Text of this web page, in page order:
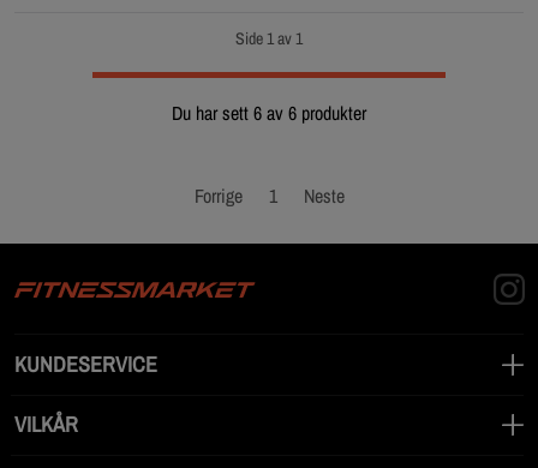
Side 1 av 1
Du har sett 6 av 6 produkter
Forrige 1 Neste
KUNDESERVICE
VILKÅR